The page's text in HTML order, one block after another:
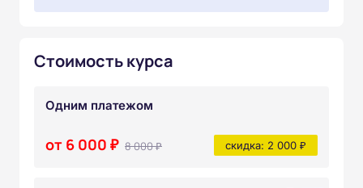
Стоимость курса
Одним платежом
от 6 000 ₽ 8 000 ₽ скидка: 2 000 ₽